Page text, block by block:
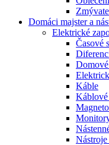
Domáci majster a
Elektrické
Časové
Káble
Nástroje